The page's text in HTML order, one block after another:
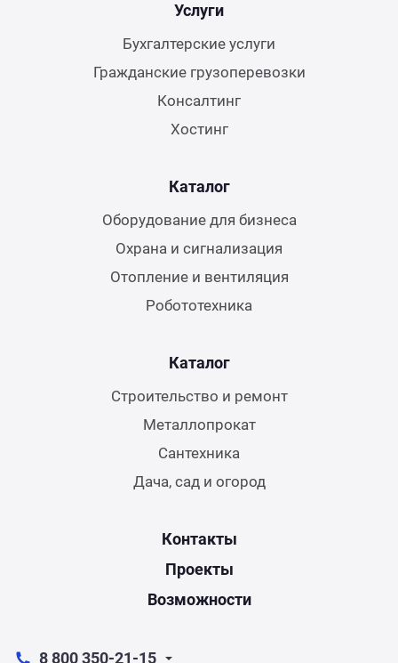
Услуги
Бухгалтерские услуги
Гражданские грузоперевозки
Консалтинг
Хостинг
Каталог
Оборудование для бизнеса
Охрана и сигнализация
Отопление и вентиляция
Робототехника
Каталог
Строительство и ремонт
Металлопрокат
Сантехника
Дача, сад и огород
Контакты
Проекты
Возможности
8 800 350-21-15